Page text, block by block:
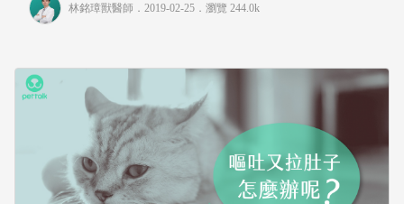
林銘璋獸醫師 ．2019-02-25． 瀏覽 244.0k